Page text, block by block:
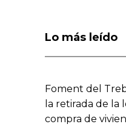
Lo más leído
Foment del
la retirada de la
compra de